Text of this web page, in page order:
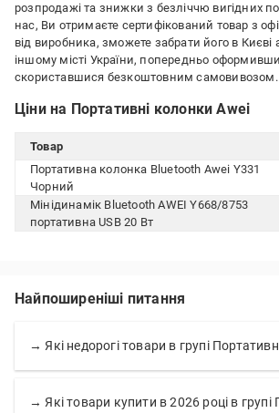
розпродажі та знижки з безліччю вигідних
нас, Ви отримаєте сертифікований товар з
від виробника, зможете забрати його в Києві
іншому місті України, попередньо
скориставшися безкоштовним самовивозом.
Ціни на Портативні колонки Awei
Товар
Портативна колонка Bluetooth Awei Y331
Чорний
Мінідинамік Bluetooth AWEI Y668/8753
портативна USB 20 Вт
Найпоширеніші питання
→ Які недорогі товари в групі
→ Які товари купити в 2026 році в групі